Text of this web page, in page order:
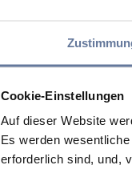
Cookie-Einstellungen
Auf dieser Website
Es werden
erforderlich sind, und,